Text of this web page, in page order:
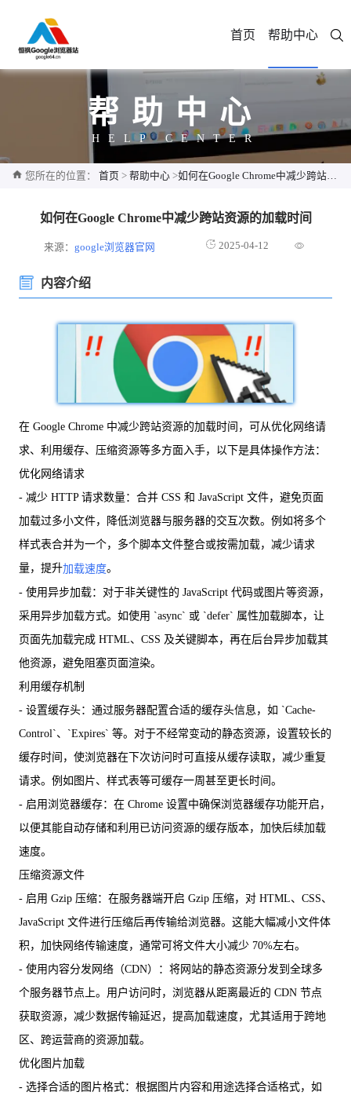
首页 帮助中心
帮助中心
HELP CENTER
您所在的位置： 首页 > 帮助中心 >如何在Google Chrome中减少跨站资源的加载时间
如何在Google Chrome中减少跨站资源的加载时间
来源：google浏览器官网 2025-04-12
内容介绍
在 Google Chrome 中减少跨站资源的加载时间，可从优化网络请
求、利用缓存、压缩资源等多方面入手，以下是具体操作方法：
优化网络请求
- 减少 HTTP 请求数量：合并 CSS 和 JavaScript 文件，避免页面
加载过多小文件，降低浏览器与服务器的交互次数。例如将多个
样式表合并为一个，多个脚本文件整合或按需加载，减少请求
量，提升加载速度。
- 使用异步加载：对于非关键性的 JavaScript 代码或图片等资源，
采用异步加载方式。如使用 `async` 或 `defer` 属性加载脚本，让
页面先加载完成 HTML、CSS 及关键脚本，再在后台异步加载其
他资源，避免阻塞页面渲染。
利用缓存机制
- 设置缓存头：通过服务器配置合适的缓存头信息，如 `Cache-
Control`、`Expires` 等。对于不经常变动的静态资源，设置较长的
缓存时间，使浏览器在下次访问时可直接从缓存读取，减少重复
请求。例如图片、样式表等可缓存一周甚至更长时间。
- 启用浏览器缓存：在 Chrome 设置中确保浏览器缓存功能开启，
以便其能自动存储和利用已访问资源的缓存版本，加快后续加载
速度。
压缩资源文件
- 启用 Gzip 压缩：在服务器端开启 Gzip 压缩，对 HTML、CSS、
JavaScript 文件进行压缩后再传输给浏览器。这能大幅减小文件体
积，加快网络传输速度，通常可将文件大小减少 70%左右。
- 使用内容分发网络（CDN）：将网站的静态资源分发到全球多
个服务器节点上。用户访问时，浏览器从距离最近的 CDN 节点
获取资源，减少数据传输延迟，提高加载速度，尤其适用于跨地
区、跨运营商的资源加载。
优化图片加载
- 选择合适的图片格式：根据图片内容和用途选择合适格式，如